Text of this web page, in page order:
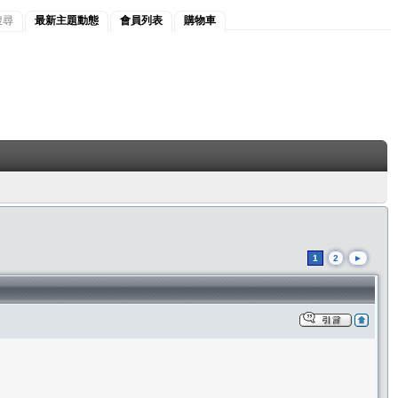
尋 最新主題動態 會員列表 購物車
1 2 ►